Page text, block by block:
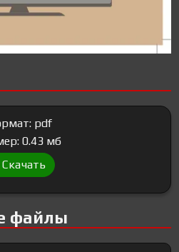
pdf
0.43 мб
Скачать
файлы